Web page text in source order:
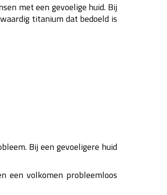
met een gevoelige huid. Bij
titanium dat bedoeld is
Bij een gevoeligere huid
een volkomen probleemloos